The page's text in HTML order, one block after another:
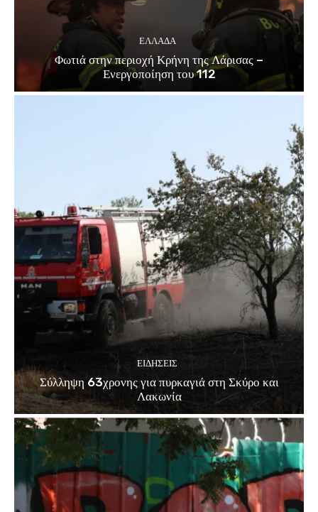
ΕΛΛΑΔΑ
Φωτιά στην περιοχή Κρήνη της Λάρισας –
Ενεργοποίηση του 112
ΕΙΔΗΣΕΙΣ
Σύλληψη 63χρονης για πυρκαγιά στη Σκύρο και
Λακωνία